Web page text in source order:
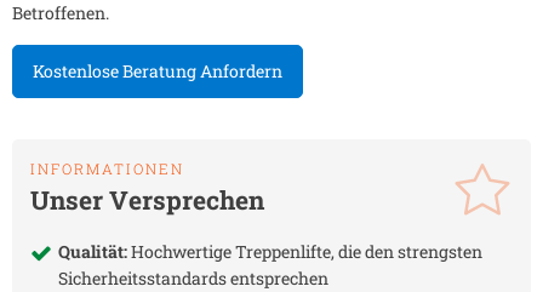
Betroffenen.
Kostenlose Beratung Anfordern
INFORMATIONEN
Unser Versprechen
Qualität:Hochwertige Treppenlifte, die den strengsten
Sicherheitsstandards entsprechen